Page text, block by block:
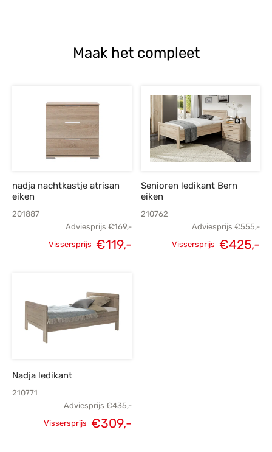
Maak het compleet
nadja nachtkastje atrisan
eiken
201887
Adviesprijs €169,-
€169,-.
Vissersprijs €119,-
Senioren ledikant Bern
eiken
210762
Adviesprijs €555,-
Vissersprijs €425,-
Nadja ledikant
210771
Adviesprijs €435,-
Vissersprijs €309,-